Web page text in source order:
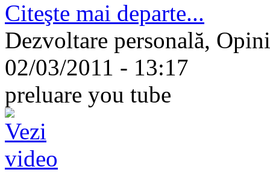
Citeşte mai departe...
Dezvoltare personală,
02/03/2011 - 13:17
preluare you tube